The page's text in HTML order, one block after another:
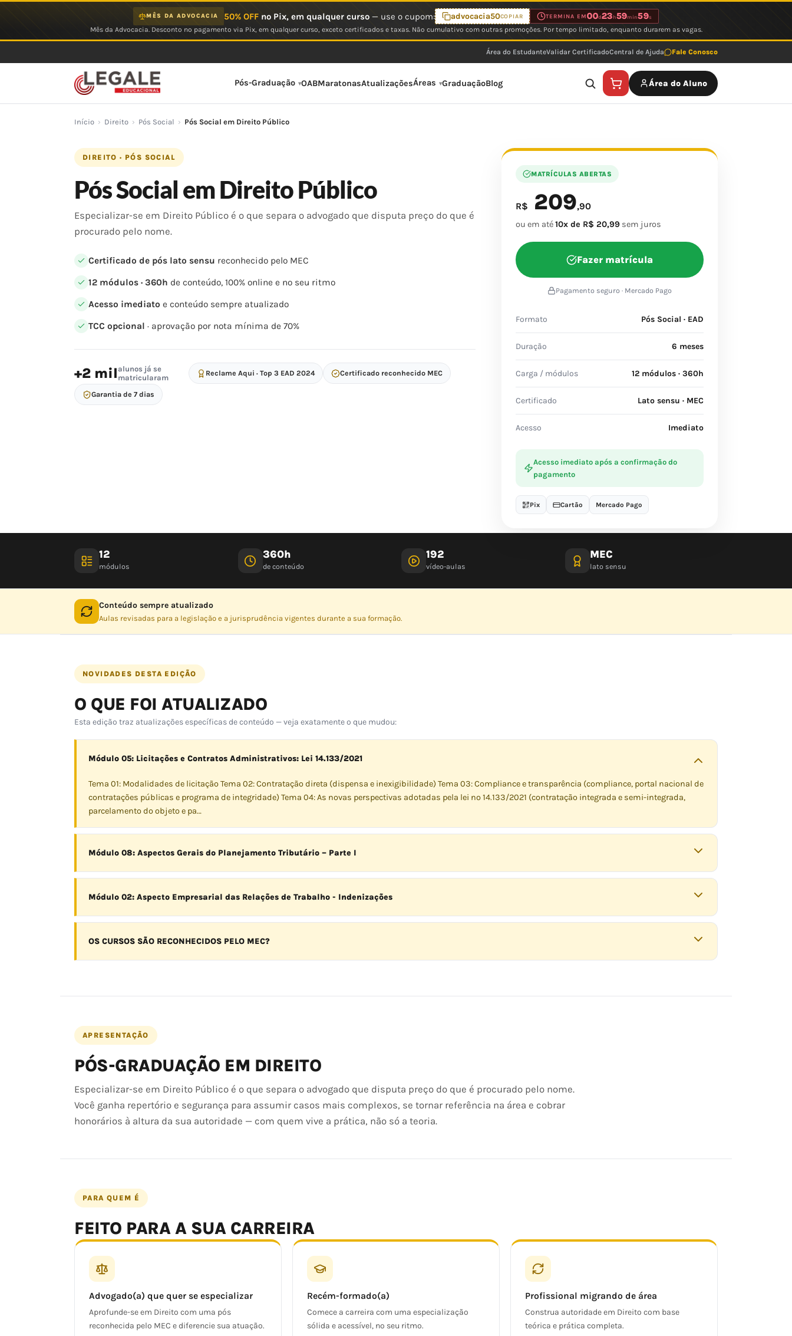
MÊS DA ADVOCACIA 50% OFFno Pix, em qualquer curso— use o cupom: advocacia50COPIAR TERMINA EM00d23 h59min59s
Mês da Advocacia. Desconto no pagamento via Pix, em qualquer curso, exceto certificados e taxas. Não cumulativo com outras promoções. Por tempo limitado, enquanto durarem as vagas.
Área do EstudanteValidar CertificadoCentral de Ajuda Fale Conosco
Pós-Graduação OABMaratonasAtualizaçõesÁreas GraduaçãoBlog Área do Aluno
Início › Direito › Pós Social › Pós Social em Direito Público
DIREITO · PÓS SOCIAL
Pós Social em Direito Público
Especializar-se em Direito Público é o que separa o advogado que disputa preço do que é
procurado pelo nome.
Certificado de pós lato sensu reconhecido pelo MEC
12 módulos · 360h de conteúdo, 100% online e no seu ritmo
Acesso imediato e conteúdo sempre atualizado
TCC opcional · aprovação por nota mínima de 70%
+2 milalunos já se
matricularam
Reclame Aqui · Top 3 EAD 2024 Certificado reconhecido MEC
Garantia de 7 dias
MATRÍCULAS ABERTAS
R$ 209,90
ou em até10x de R$ 20,99 sem juros
Fazer matrícula
Pagamento seguro · Mercado Pago
Formato Pós Social · EAD
Duração 6 meses
Carga / módulos 12 módulos · 360h
Certificado Lato sensu · MEC
Acesso Imediato
Acesso imediato após a confirmação do
pagamento
Pix Cartão Mercado Pago
12
módulos
360h
de conteúdo
192
vídeo-aulas
MEC
lato sensu
Conteúdo sempre atualizado
Aulas revisadas para a legislação e a jurisprudência vigentes durante a sua formação.
NOVIDADES DESTA EDIÇÃO
O QUE FOI ATUALIZADO
Esta edição traz atualizações específicas de conteúdo — veja exatamente o que mudou:
Módulo 05: Licitações e Contratos Administrativos: Lei 14.133/2021
Tema 01: Modalidades de licitação Tema 02: Contratação direta (dispensa e inexigibilidade) Tema 03: Compliance e transparência (compliance, portal nacional de
contratações públicas e programa de integridade) Tema 04: As novas perspectivas adotadas pela lei nº 14.133/2021 (contratação integrada e semi-integrada,
parcelamento do objeto e pa…
Módulo 08: Aspectos Gerais do Planejamento Tributário – Parte I
Módulo 02: Aspecto Empresarial das Relações de Trabalho - Indenizações
OS CURSOS SÃO RECONHECIDOS PELO MEC?
APRESENTAÇÃO
PÓS-GRADUAÇÃO EM DIREITO
Especializar-se em Direito Público é o que separa o advogado que disputa preço do que é procurado pelo nome.
Você ganha repertório e segurança para assumir casos mais complexos, se tornar referência na área e cobrar
honorários à altura da sua autoridade — com quem vive a prática, não só a teoria.
PARA QUEM É
FEITO PARA A SUA CARREIRA
Advogado(a) que quer se especializar
Aprofunde-se em Direito com uma pós
reconhecida pelo MEC e diferencie sua atuação.
Recém-formado(a)
Comece a carreira com uma especialização
sólida e acessível, no seu ritmo.
Profissional migrando de área
Construa autoridade em Direito com base
teórica e prática completa.